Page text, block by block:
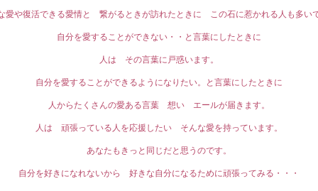
愛や復活できる愛情と 繋がるときが訪れたときに この石に惹かれる人も多い
自分を愛することができない・・と言葉にしたときに
人は その言葉に戸惑います。
自分を愛することができるようになりたい。と言葉にしたときに
人からたくさんの愛ある言葉 想い エールが届きます。
人は 頑張っている人を応援したい そんな愛を持っています。
あなたもきっと同じだと思うのです。
自分を好きになれないから 好きな自分になるために頑張ってみる・・・